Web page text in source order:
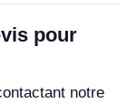
pour
notre